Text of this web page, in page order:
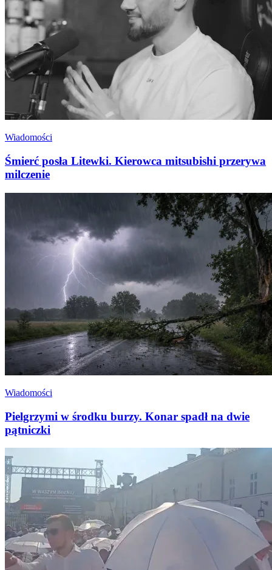
Wiadomości
Śmierć posła Litewki. Kierowca mitsubishi przerywa
milczenie
Wiadomości
Pielgrzymi w środku burzy. Konar spadł na dwie
pątniczki